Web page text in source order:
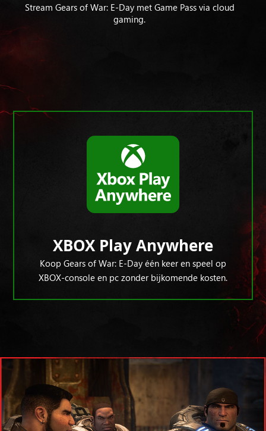
Stream Gears of War: E-Day met Game Pass via cloud
gaming.
XBOX Play Anywhere
Koop Gears of War: E-Day één keer en speel op
XBOX-console en pc zonder bijkomende kosten.